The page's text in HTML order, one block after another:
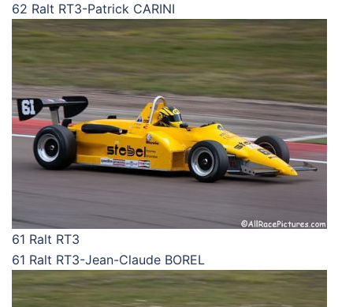
62 Ralt RT3-Patrick CARINI
61 Ralt RT3
61 Ralt RT3-Jean-Claude BOREL